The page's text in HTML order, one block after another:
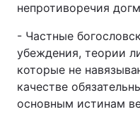
непротиворечия
- Частные
убеждения, теории
которые не
качестве
основным истинам